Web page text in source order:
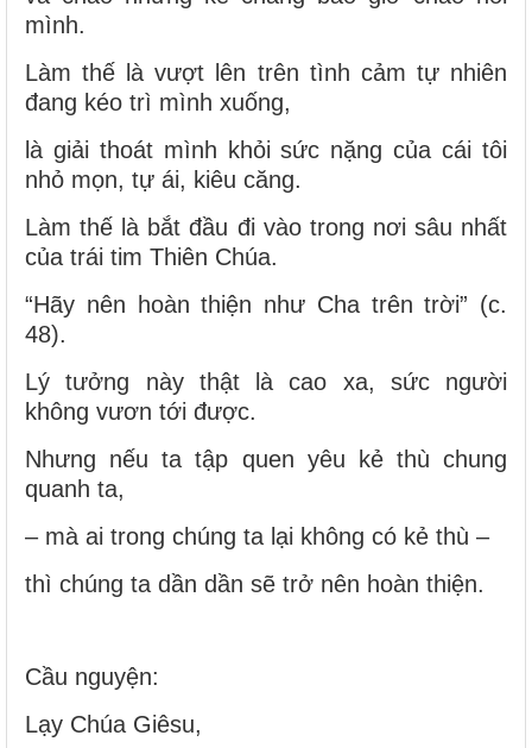
mình.
Làm thế là vượt lên trên tình cảm tự nhiên
đang kéo trì mình xuống,
là giải thoát mình khỏi sức nặng của cái tôi
nhỏ mọn, tự ái, kiêu căng.
Làm thế là bắt đầu đi vào trong nơi sâu nhất
của trái tim Thiên Chúa.
“Hãy nên hoàn thiện như Cha trên trời” (c.
48).
Lý tưởng này thật là cao xa, sức người
không vươn tới được.
Nhưng nếu ta tập quen yêu kẻ thù chung
quanh ta,
– mà ai trong chúng ta lại không có kẻ thù –
thì chúng ta dần dần sẽ trở nên hoàn thiện.
Cầu nguyện:
Lạy Chúa Giêsu,